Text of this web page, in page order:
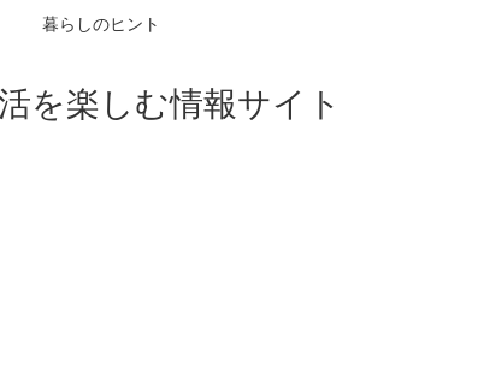
暮らしのヒント
を楽しむ情報サイト